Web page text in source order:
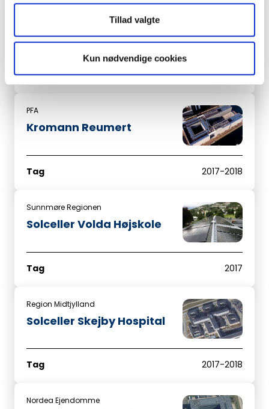
Tillad valgte
Kun nødvendige cookies
Tag 2018 – 2019
PFA
Kromann Reumert
Tag 2017-2018
Sunnmøre Regionen
Solceller Volda Højskole
Tag 2017
Region Midtjylland
Solceller Skejby Hospital
Tag 2017-2018
Nordea Ejendomme